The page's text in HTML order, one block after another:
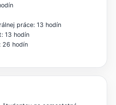
práce: 13 hodín
13 hodín
26 hodín